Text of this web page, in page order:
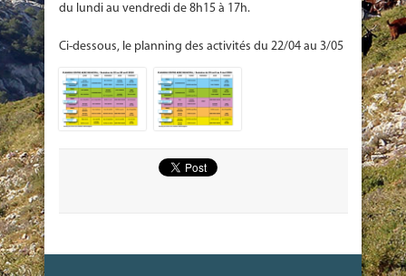
du lundi au vendredi de 8h15 à 17h.
Ci-dessous, le planning des activités du 22/04 au 3/05